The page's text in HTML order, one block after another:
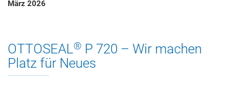
März 2026
OTTOSEAL® P 720 – Wir machen
Platz für Neues